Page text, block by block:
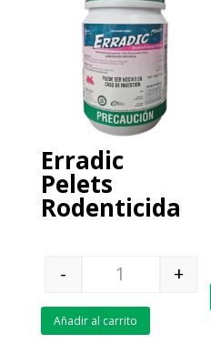
Erradic
Pelets
Rodenticida
Quantity
- +
Añadir al carrito